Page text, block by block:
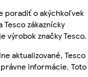
poradiť o akýchkoľvek
zákaznícky
výrobok značky Tesco.
aktualizované, Tesco
informácie. Toto